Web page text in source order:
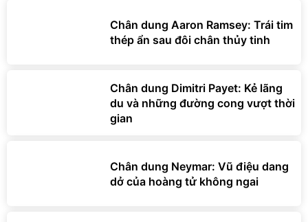
Chân dung Aaron Ramsey: Trái tim
thép ẩn sau đôi chân thủy tinh
Chân dung Dimitri Payet: Kẻ lãng
du và những đường cong vượt thời
gian
Chân dung Neymar: Vũ điệu dang
dở của hoàng tử không ngai